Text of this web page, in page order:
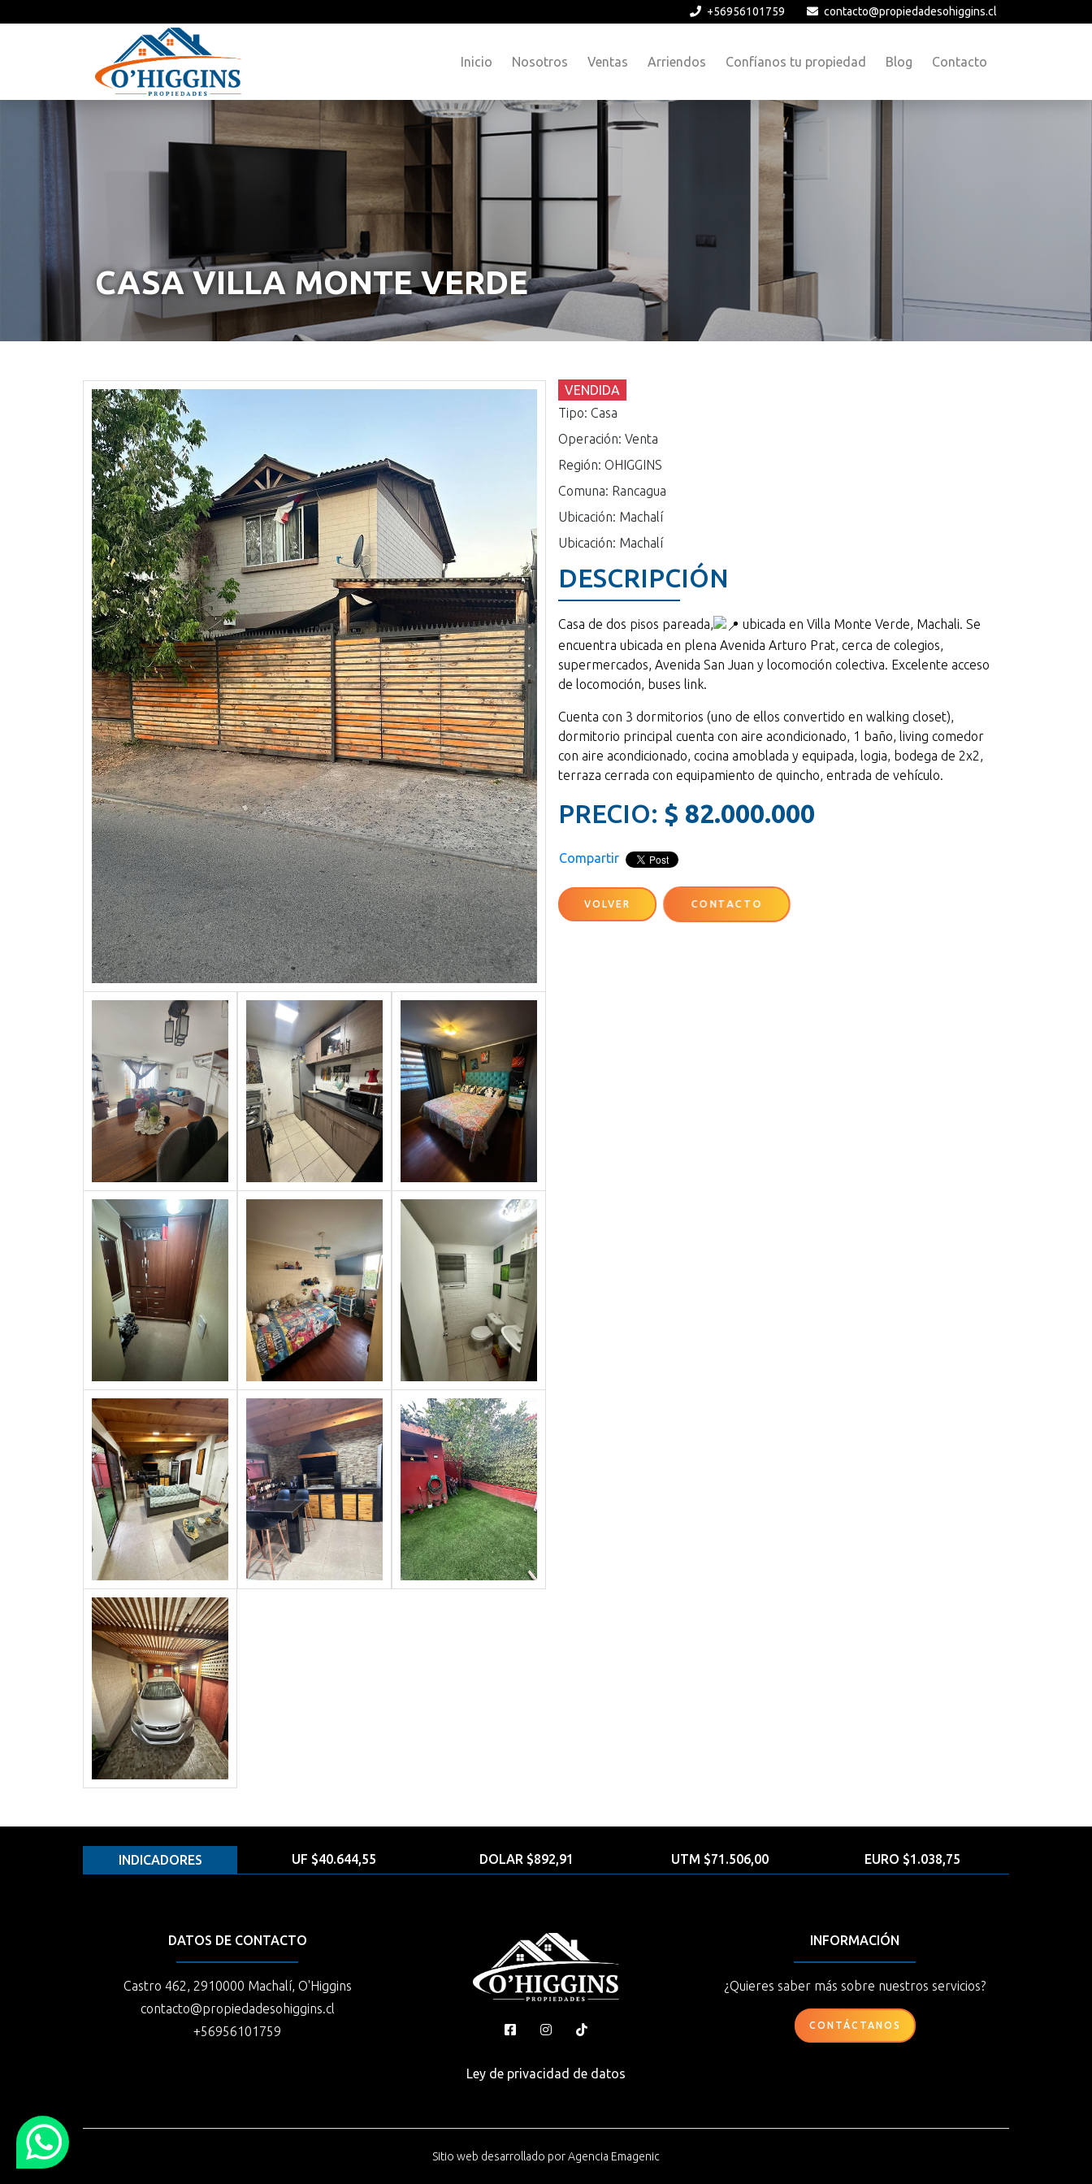
+56956101759 contacto@propiedadesohiggins.cl
Inicio Nosotros Ventas Arriendos Confíanos tu propiedad Blog Contacto
CASA VILLA MONTE VERDE
VENDIDA
Tipo: Casa
Operación: Venta
Región: OHIGGINS
Comuna: Rancagua
Ubicación: Machalí
Ubicación: Machalí
DESCRIPCIÓN
Casa de dos pisos pareada,
ubicada en Villa Monte Verde, Machali. Se
encuentra ubicada en plena Avenida Arturo Prat, cerca de colegios,
supermercados, Avenida San Juan y locomoción colectiva. Excelente acceso
de locomoción, buses link.
Cuenta con 3 dormitorios (uno de ellos convertido en walking closet),
dormitorio principal cuenta con aire acondicionado, 1 baño, living comedor
con aire acondicionado, cocina amoblada y equipada, logia, bodega de 2x2,
terraza cerrada con equipamiento de quincho, entrada de vehículo.
PRECIO: $ 82.000.000
Compartir
VOLVER CONTACTO
INDICADORES UF $40.644,55 DOLAR $892,91 UTM $71.506,00 EURO $1.038,75
DATOS DE CONTACTO
Castro 462, 2910000 Machalí, O'Higgins
contacto@propiedadesohiggins.cl
+56956101759
Ley de privacidad de datos
INFORMACIÓN
¿Quieres saber más sobre nuestros servicios?
CONTÁCTANOS
Sitio web desarrollado porAgencia Emagenic